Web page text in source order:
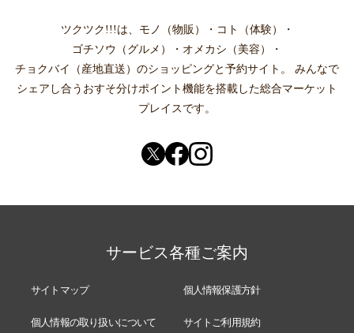
ツクツク!!!は、 モノ（物販） ・ コト（体験）
・
ゴチソウ（グルメ）
・ オメカシ（美容）
・
チョクバイ（産地直送） のショッピングと予約サイト。
みんなで
シェアし合う おすそ分けポイント機能を搭載した総合マーケット
プレイスです。
サービス各種ご案内
サイトマップ 個人情報保護方針
個人情報の取り扱いについて サイトご利用規約